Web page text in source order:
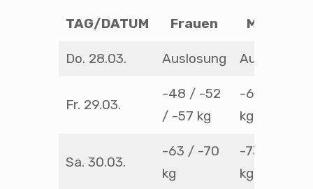
TAG/DATUM Frauen Männer
Do. 28.03. Auslosung Auslosung
Fr. 29.03.
-48 / -52
/ -57 kg
-60 / -66
kg
Sa. 30.03.
-63 / -70
kg
-73 / -81
kg